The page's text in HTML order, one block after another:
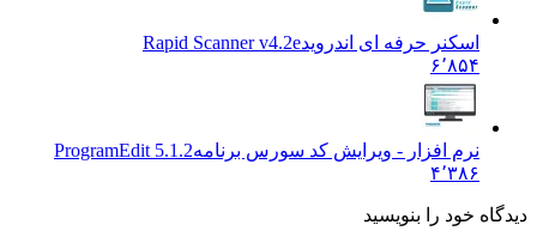
حرفه ای اندروید Rapid Scanner v4.2e
افزار - ویرایش کد سورس برنامه ProgramEdit 5.1.2
را بنویسید